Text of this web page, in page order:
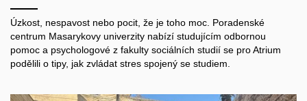
Úzkost, nespavost nebo pocit, že je toho moc. Poradenské
centrum Masarykovy univerzity nabízí studujícím odbornou
pomoc a psychologové z fakulty sociálních studií se pro Atrium
podělili o tipy, jak zvládat stres spojený se studiem.